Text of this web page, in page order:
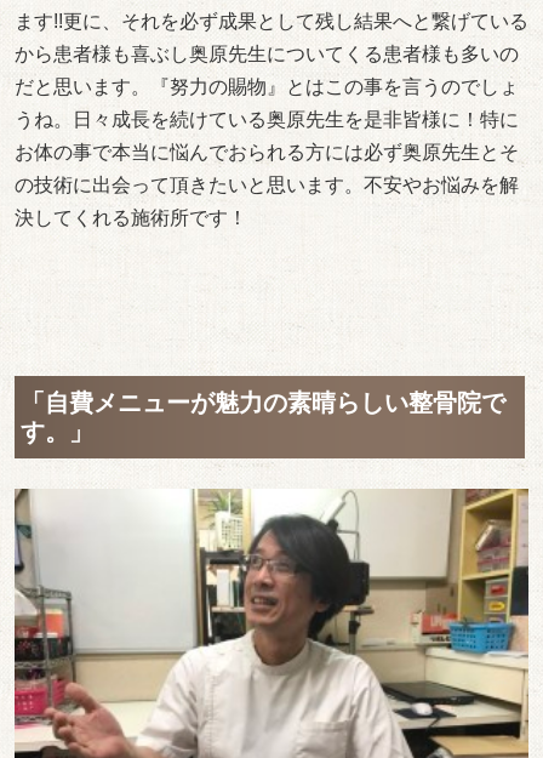
ます!!更に、それを必ず成果として残し結果へと繋げている
から患者様も喜ぶし奥原先生についてくる患者様も多いの
だと思います。『努力の賜物』とはこの事を言うのでしょ
うね。日々成長を続けている奥原先生を是非皆様に！特に
お体の事で本当に悩んでおられる方には必ず奥原先生とそ
の技術に出会って頂きたいと思います。不安やお悩みを解
決してくれる施術所です！
「自費メニューが魅力の素晴らしい整骨院で
す。」